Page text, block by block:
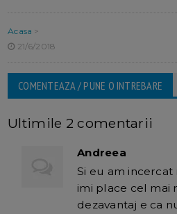
Acasa >
21/6/2018
COMENTEAZA / PUNE O INTREBARE
Ultimile 2 comentarii
Andreea
Si eu am
imi place cel mai
dezavantaj e ca